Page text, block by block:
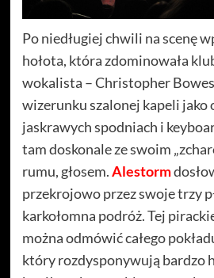
Po niedługiej chwili na scenę
hołota, która zdominowała
wokalista – Christopher
wizerunku szalonej kapeli jako
jaskrawych spodniach i
tam doskonale ze swoim
rumu, głosem.Alestorm
przekrojowo przez swoje trzy
karkołomna podróż. Tej
można odmówić całego
który rozdysponywują bardzo